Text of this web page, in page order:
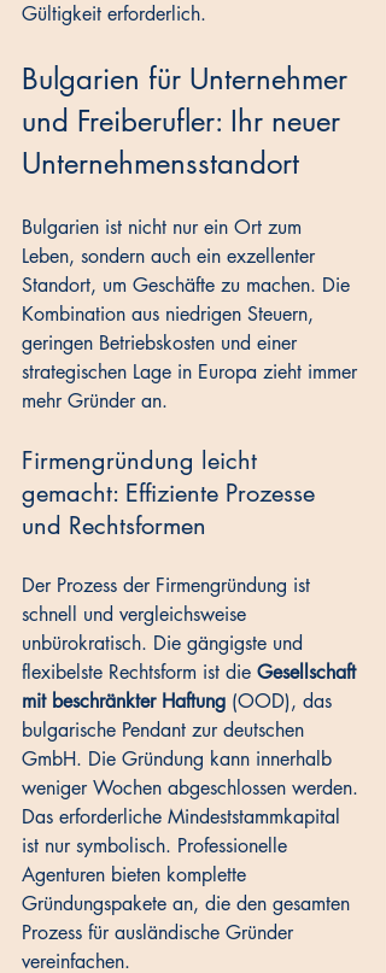
Gültigkeit erforderlich.
Bulgarien für Unternehmer
und Freiberufler: Ihr neuer
Unternehmensstandort
Bulgarien ist nicht nur ein Ort zum
Leben, sondern auch ein exzellenter
Standort, um Geschäfte zu machen. Die
Kombination aus niedrigen Steuern,
geringen Betriebskosten und einer
strategischen Lage in Europa zieht immer
mehr Gründer an.
Firmengründung leicht
gemacht: Effiziente Prozesse
und Rechtsformen
Der Prozess der Firmengründung ist
schnell und vergleichsweise
unbürokratisch. Die gängigste und
flexibelste Rechtsform ist die Gesellschaft
mit beschränkter Haftung (OOD), das
bulgarische Pendant zur deutschen
GmbH. Die Gründung kann innerhalb
weniger Wochen abgeschlossen werden.
Das erforderliche Mindeststammkapital
ist nur symbolisch. Professionelle
Agenturen bieten komplette
Gründungspakete an, die den gesamten
Prozess für ausländische Gründer
vereinfachen.